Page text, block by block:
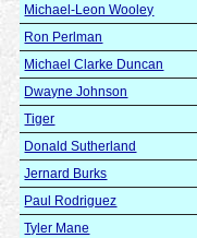
Michael-Leon Wooley
Ron Perlman
Michael Clarke Duncan
Dwayne Johnson
Tiger
Donald Sutherland
Jernard Burks
Paul Rodriguez
Tyler Mane